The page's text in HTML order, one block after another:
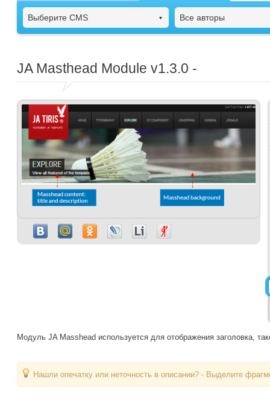
Выберите CMS Все авторы
JA Masthead Module v1.3.0 -
Модуль JA Masshead используется для отображения заголовка,
Нашли опечатку или неточность в описании? - Выделите